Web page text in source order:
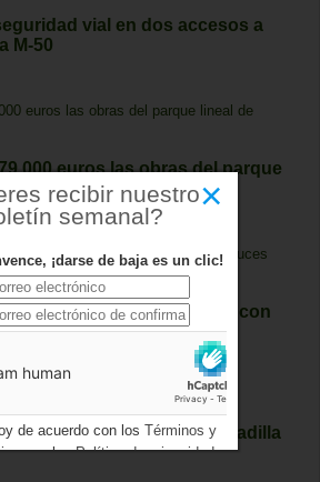
vial en dos accesos a
M-50
euros las obras del parque
de Condesa de Chinchón con
el Recinto Ferial de Boadilla
×
recibir nuestro
semanal?
¡darse de baja es un clic!
de acuerdo con los Términos y
y losPolítica de privacidad